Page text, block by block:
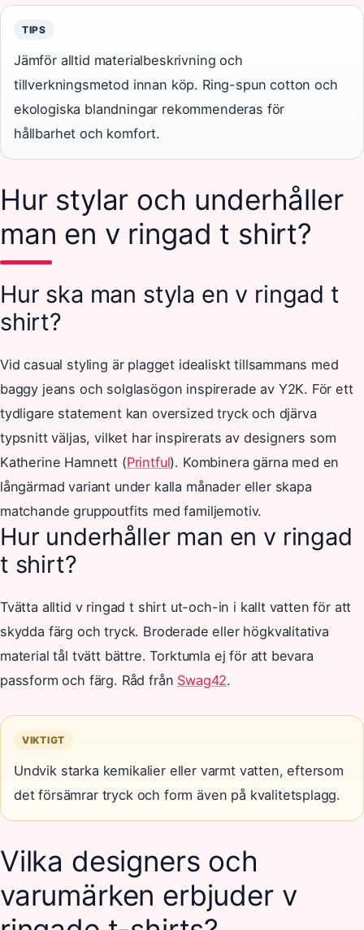
TIPS
Jämför alltid materialbeskrivning och
tillverkningsmetod innan köp. Ring-spun cotton och
ekologiska blandningar rekommenderas för
hållbarhet och komfort.
Hur stylar och underhåller
man en v ringad t shirt?
Hur ska man styla en v ringad t
shirt?
Vid casual styling är plagget idealiskt tillsammans med
baggy jeans och solglasögon inspirerade av Y2K. För ett
tydligare statement kan oversized tryck och djärva
typsnitt väljas, vilket har inspirerats av designers som
Katherine Hamnett (Printful). Kombinera gärna med en
långärmad variant under kalla månader eller skapa
matchande gruppoutfits med familjemotiv.
Hur underhåller man en v ringad
t shirt?
Tvätta alltid v ringad t shirt ut-och-in i kallt vatten för att
skydda färg och tryck. Broderade eller högkvalitativa
material tål tvätt bättre. Torktumla ej för att bevara
passform och färg. Råd från Swag42.
VIKTIGT
Undvik starka kemikalier eller varmt vatten, eftersom
det försämrar tryck och form även på kvalitetsplagg.
Vilka designers och
varumärken erbjuder v